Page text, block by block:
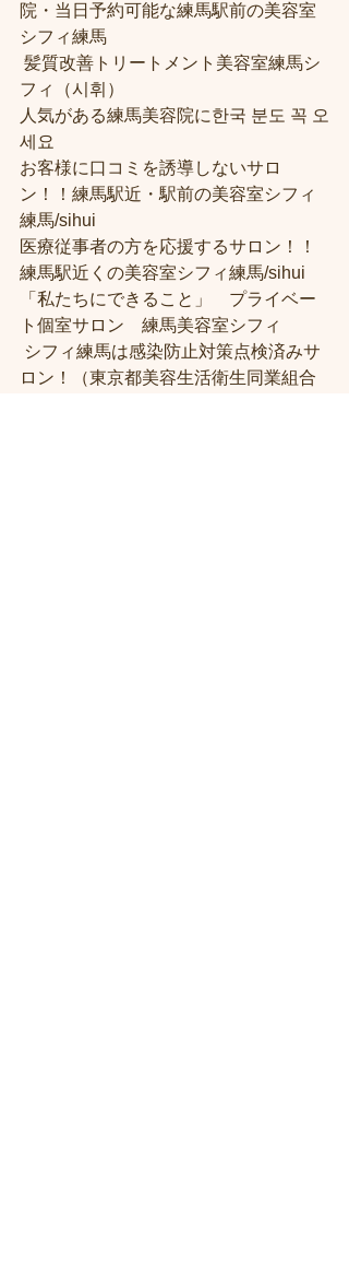
院・当日予約可能な練馬駅前の美容室
シフィ練馬
フィ（시휘）
人気がある練馬美容院に한국 분도 꼭 오
세요
お客様に口コミを誘導しないサロ
ン！！練馬駅近・駅前の美容室シフィ
練馬/sihui
医療従事者の方を応援するサロン！！
練馬駅近くの美容室シフィ練馬/sihui
「私たちにできること」　プライベー
ト個室サロン　練馬美容室シフィ
ロン！（東京都美容生活衛生同業組合